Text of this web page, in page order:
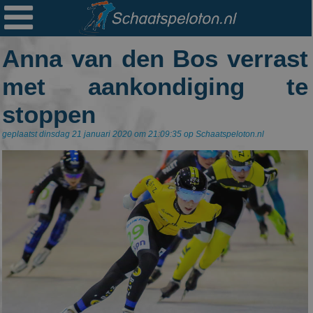

Anna van den Bos verrast
met aankondiging te
stoppen
geplaatst dinsdag 21 januari 2020 om 21:09:35 op Schaatspeloton.nl